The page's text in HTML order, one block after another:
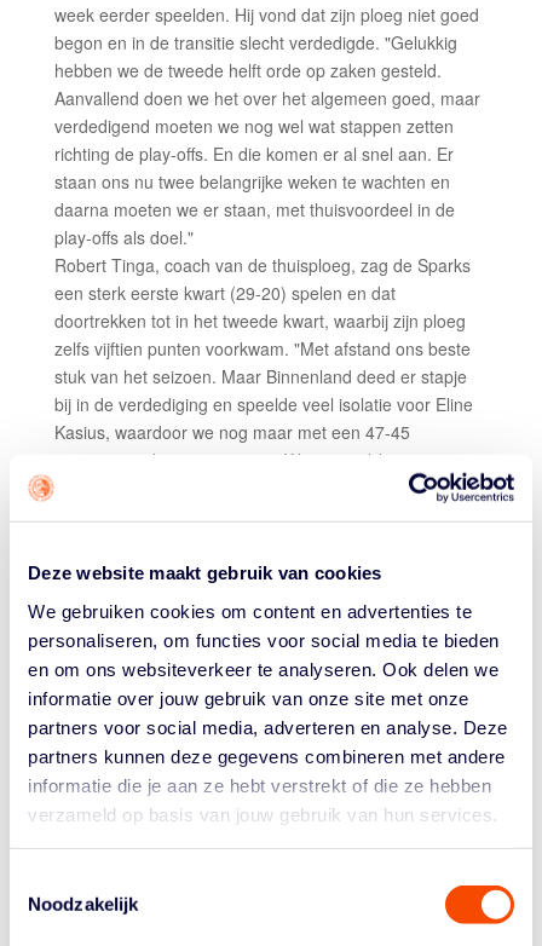
Deze website maakt gebruik van cookies
We gebruiken cookies om content en advertenties te
personaliseren, om functies voor social media te bieden
en om ons websiteverkeer te analyseren. Ook delen we
informatie over jouw gebruik van onze site met onze
partners voor social media, adverteren en analyse. Deze
partners kunnen deze gegevens combineren met andere
informatie die je aan ze hebt verstrekt of die ze hebben
verzameld op basis van jouw gebruik van hun services.
Noodzakelijk
week eerder speelden. Hij vond dat zijn ploeg niet goed
begon en in de transitie slecht verdedigde. "Gelukkig
hebben we de tweede helft orde op zaken gesteld.
Aanvallend doen we het over het algemeen goed, maar
verdedigend moeten we nog wel wat stappen zetten
richting de play-offs. En die komen er al snel aan. Er
staan ons nu twee belangrijke weken te wachten en
daarna moeten we er staan, met thuisvoordeel in de
play-offs als doel."
Robert Tinga, coach van de thuisploeg, zag de Sparks
een sterk eerste kwart (29-20) spelen en dat
doortrekken tot in het tweede kwart, waarbij zijn ploeg
zelfs vijftien punten voorkwam. "Met afstand ons beste
stuk van het seizoen. Maar Binnenland deed er stapje
bij in de verdediging en speelde veel isolatie voor Eline
Kasius, waardoor we nog maar met een 47-45
voorsprong de rust in gingen. Wat natuurlijk een prima
prestatie is tegen een kampioenskandidaat. In de
tweede helft konden we niet dezelfde energie brengen,
season high van 76 punten leidde. Maar net als een
week geleden vijftig punten na rust tegen krijgen, is echt
te veel. Toch houden we als staf en team een goed
gevoel over aan dit duel en zie je dat we stappen
maken. Als we ons blijven ontwikkelen zoals we de
afgelopen twee weken hebben gedaan, ben ik ervan
overtuigd dat we van de hatelijke nul af komen."
Scores Sparks:Demi Mulder 20 punten (7/14); Daniëlle
Pruijs 20 punten (7/14), 7 rebounds en 5 steals.
driepunters; Jamailah Adams 16 punten (7/10) en 6
rebounds; Beyza Okayben 13 punten (4/7); Jaida Roper